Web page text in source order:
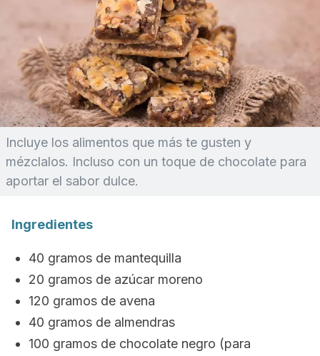
Incluye los alimentos que más te gusten y
mézclalos. Incluso con un toque de chocolate para
aportar el sabor dulce.
Ingredientes
40 gramos de mantequilla
20 gramos de azúcar moreno
120 gramos de avena
40 gramos de almendras
100 gramos de chocolate negro (para